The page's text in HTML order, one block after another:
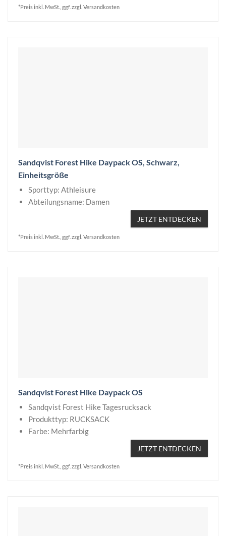
*Preis inkl. MwSt., ggf. zzgl. Versandkosten
Sandqvist Forest Hike Daypack OS, Schwarz,
Einheitsgröße
Sporttyp: Athleisure
Abteilungsname: Damen
JETZT ENTDECKEN
*Preis inkl. MwSt., ggf. zzgl. Versandkosten
Sandqvist Forest Hike Daypack OS
Sandqvist Forest Hike Tagesrucksack
Produkttyp: RUCKSACK
Farbe: Mehrfarbig
JETZT ENTDECKEN
*Preis inkl. MwSt., ggf. zzgl. Versandkosten